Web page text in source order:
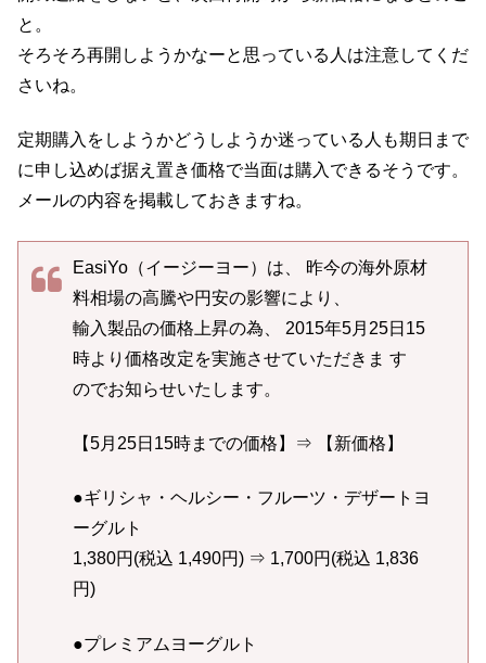
と。
そろそろ再開しようかなーと思っている人は注意してくだ
さいね。
定期購入をしようかどうしようか迷っている人も期日まで
に申し込めば据え置き価格で当面は購入できるそうです。
メールの内容を掲載しておきますね。
EasiYo（イージーヨー）は、 昨今の海外原材
料相場の高騰や円安の影響により、
輸入製品の価格上昇の為、 2015年5月25日15
時より価格改定を実施させていただきま す
のでお知らせいたします。
【5月25日15時までの価格】⇒ 【新価格】
●ギリシャ・ヘルシー・フルーツ・デザートヨ
ーグルト
1,380円(税込 1,490円) ⇒ 1,700円(税込 1,836
円)
●プレミアムヨーグルト